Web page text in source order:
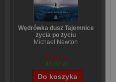
Wędrówka dusz Tajemnice
życia po życiu
Michael Newton
59,84 zł
48,07 zł